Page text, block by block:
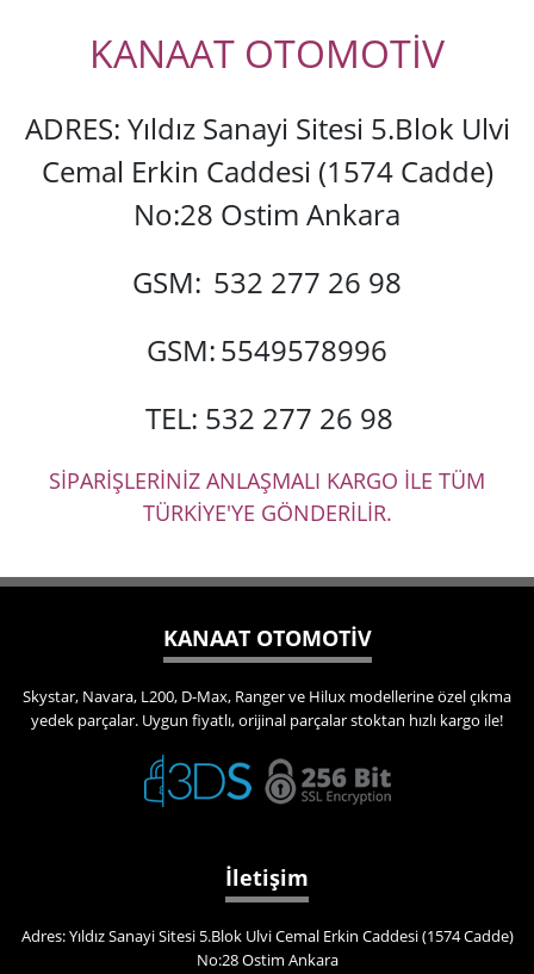
KANAAT OTOMOTİV
ADRES: Yıldız Sanayi Sitesi 5.Blok Ulvi
Cemal Erkin Caddesi (1574 Cadde)
No:28 Ostim Ankara
GSM: 532 277 26 98
GSM:5549578996
TEL: 532 277 26 98
SİPARİŞLERİNİZ ANLAŞMALI KARGO İLE TÜM
TÜRKİYE'YE GÖNDERİLİR.
KANAAT OTOMOTİV
Skystar, Navara, L200, D-Max, Ranger ve Hilux modellerine özel çıkma
yedek parçalar. Uygun fiyatlı, orijinal parçalar stoktan hızlı kargo ile!
İletişim
Adres: Yıldız Sanayi Sitesi 5.Blok Ulvi Cemal Erkin Caddesi (1574 Cadde)
No:28 Ostim Ankara